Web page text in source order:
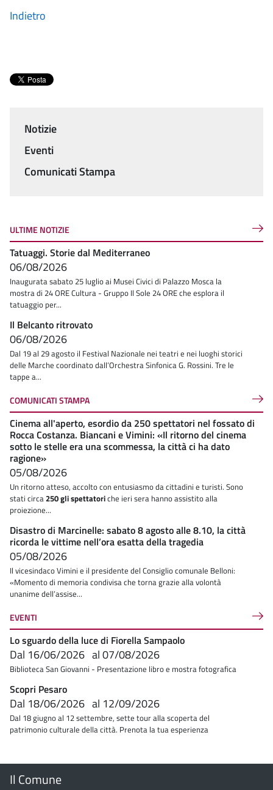
Indietro
Menu
Notizie
Eventi
Comunicati Stampa
ULTIME NOTIZIE
Tatuaggi. Storie dal Mediterraneo
06/08/2026
Inaugurata sabato 25 luglio ai Musei Civici di Palazzo Mosca la
mostra di 24 ORE Cultura - Gruppo Il Sole 24 ORE che esplora il
tatuaggio per...
Il Belcanto ritrovato
06/08/2026
Dal 19 al 29 agosto il Festival Nazionale nei teatri e nei luoghi storici
delle Marche coordinato dall’Orchestra Sinfonica G. Rossini. Tre le
tappe a...
COMUNICATI STAMPA
Cinema all'aperto, esordio da 250 spettatori nel fossato di
Rocca Costanza. Biancani e Vimini: «Il ritorno del cinema
sotto le stelle era una scommessa, la città ci ha dato
ragione»
05/08/2026
Un ritorno atteso, accolto con entusiasmo da cittadini e turisti. Sono
stati circa250 gli spettatoriche ieri sera hanno assistito alla
proiezione...
Disastro di Marcinelle: sabato 8 agosto alle 8.10, la città
ricorda le vittime nell’ora esatta della tragedia
05/08/2026
Il vicesindaco Vimini e il presidente del Consiglio comunale Belloni:
«Momento di memoria condivisa che torna grazie alla volontà
unanime dell’assise...
EVENTI
Lo sguardo della luce di Fiorella Sampaolo
Dal 16/06/2026 al07/08/2026
Biblioteca San Giovanni - Presentazione libro e mostra fotografica
Scopri Pesaro
Dal 18/06/2026 al 12/09/2026
Dal 18 giugno al 12 settembre, sette tour alla scoperta del
patrimonio culturale della città. Prenota la tua esperienza
Menu
Il Comune